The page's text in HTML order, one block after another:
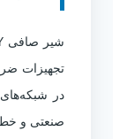
تجهیزات
در شبکه‌های
صنعتی و